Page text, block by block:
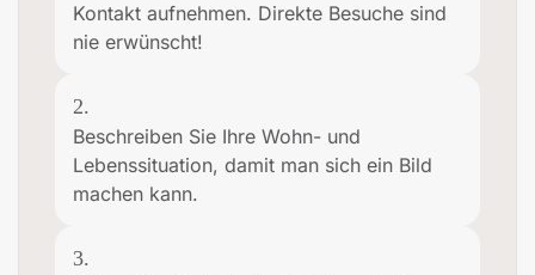
Kontakt aufnehmen. Direkte Besuche sind
nie erwünscht!
2.
Beschreiben Sie Ihre Wohn- und
Lebenssituation, damit man sich ein Bild
machen kann.
3.